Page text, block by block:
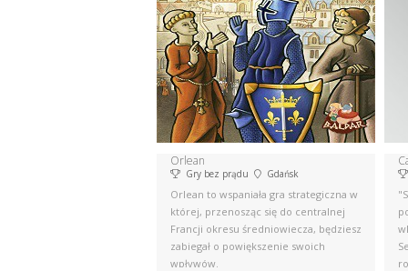
Orlean
Gry bez prądu Gdańsk
Orlean to wspaniała gra strategiczna w
której, przenosząc się do centralnej
Francji okresu średniowiecza, będziesz
zabiegał o powiększenie swoich
wpływów.